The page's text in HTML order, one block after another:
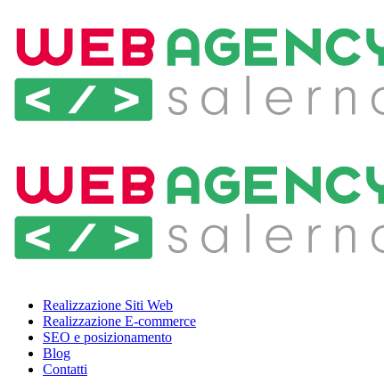
Realizzazione Siti Web
Realizzazione E-commerce
SEO e posizionamento
Blog
Contatti